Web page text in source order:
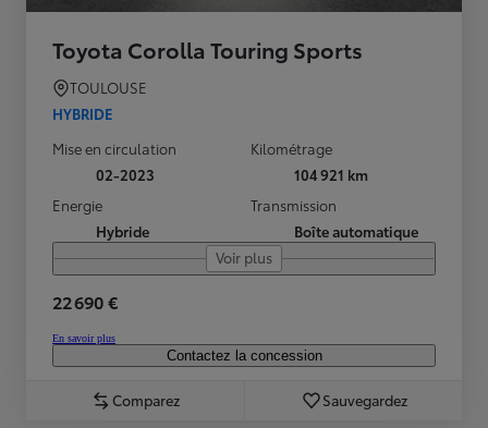
Toyota Corolla Touring Sports
TOULOUSE
HYBRIDE
Mise en circulation
02-2023
Kilométrage
104 921 km
Energie
Hybride
Transmission
Boîte automatique
Voir plus
22 690 €
En savoir plus
Contactez la concession
Comparez Sauvegardez